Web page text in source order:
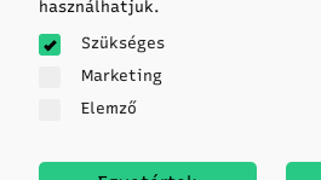
vásároljon még ma. A
megtalálja járművéhez
használhatjuk.
Szükséges
Marketing
Elemző